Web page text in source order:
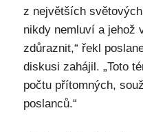
z největších
nikdy nemluví a jehož
zdůraznit,“ řekl
diskusi zahájil. „Toto
počtu přítomných,
poslanců.“